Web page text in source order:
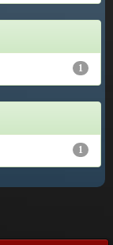
1
1